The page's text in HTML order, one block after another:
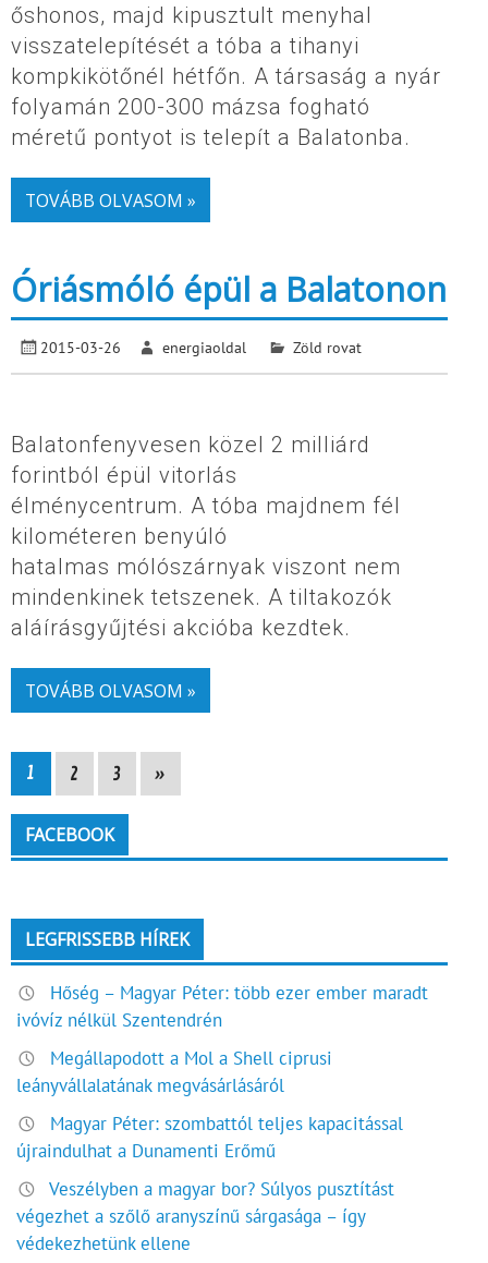
őshonos, majd kipusztult menyhal
visszatelepítését a tóba a tihanyi
kompkikötőnél hétfőn. A társaság a nyár
folyamán 200-300 mázsa fogható
méretű pontyot is telepít a Balatonba.
TOVÁBB OLVASOM »
Óriásmóló épül a Balatonon
2015-03-26 energiaoldal Zöld rovat
Balatonfenyvesen közel 2 milliárd
forintból épül vitorlás
élménycentrum. A tóba majdnem fél
kilométeren benyúló
hatalmas mólószárnyak viszont nem
mindenkinek tetszenek. A tiltakozók
aláírásgyűjtési akcióba kezdtek.
TOVÁBB OLVASOM »
1 2 3 »
FACEBOOK
LEGFRISSEBB HÍREK
Hőség – Magyar Péter: több ezer ember maradt
ivóvíz nélkül Szentendrén
Megállapodott a Mol a Shell ciprusi
leányvállalatának megvásárlásáról
Magyar Péter: szombattól teljes kapacitással
újraindulhat a Dunamenti Erőmű
Veszélyben a magyar bor? Súlyos pusztítást
végezhet a szőlő aranyszínű sárgasága – így
védekezhetünk ellene